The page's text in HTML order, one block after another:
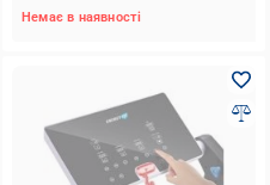
Немає в наявності